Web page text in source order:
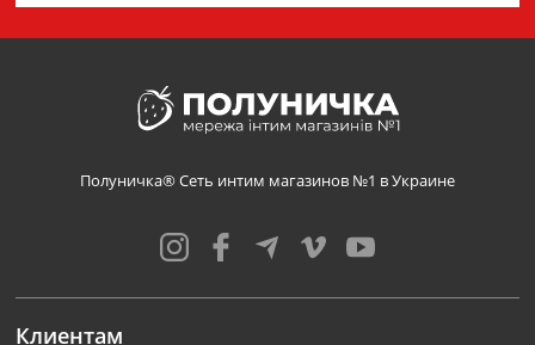
Полуничка® Сеть интим магазинов №1 в Украине
Клиентам